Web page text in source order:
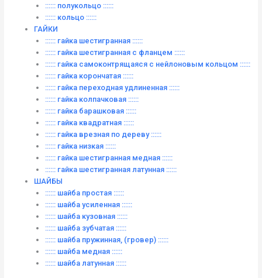
:::::: полукольцо ::::::
:::::: кольцо ::::::
ГАЙКИ
:::::: гайка шестигранная ::::::
:::::: гайка шестигранная с фланцем ::::::
:::::: гайка самоконтрящаяся с нейлоновым кольцом ::::::
:::::: гайка корончатая ::::::
:::::: гайка переходная удлиненная ::::::
:::::: гайка колпачковая ::::::
:::::: гайка барашковая ::::::
:::::: гайка квадратная ::::::
:::::: гайка врезная по дереву ::::::
:::::: гайка низкая ::::::
:::::: гайка шестигранная медная ::::::
:::::: гайка шестигранная латунная ::::::
ШАЙБЫ
:::::: шайба простая ::::::
:::::: шайба усиленная ::::::
:::::: шайба кузовная ::::::
:::::: шайба зубчатая ::::::
:::::: шайба пружинная, (гровер) ::::::
:::::: шайба медная ::::::
:::::: шайба латунная ::::::